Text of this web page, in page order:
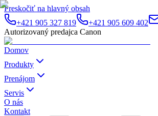
Preskočiť na hlavný obsah
+421 905 327 819
+421 905 609 402
Autorizovaný predajca Canon
Domov
Produkty
Prenájom
Servis
O nás
Kontakt